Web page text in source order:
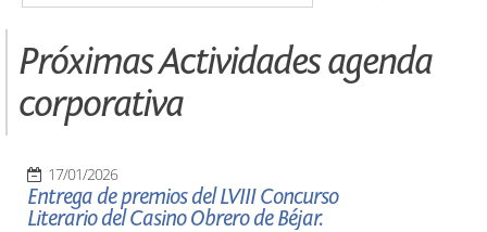
Próximas Actividades agenda
corporativa
17/01/2026
Entrega de premios del LVIII Concurso
Literario del Casino Obrero de Béjar.